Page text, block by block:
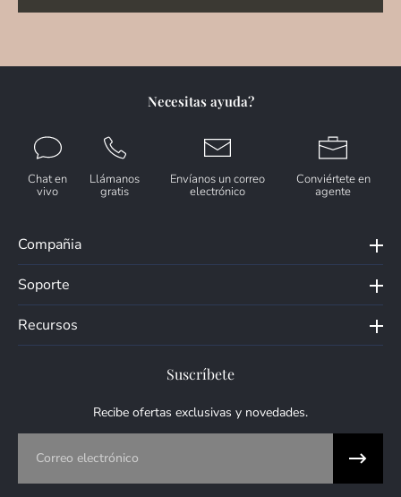
Necesitas ayuda?
Chat en
vivo
Llámanos
gratis
Envíanos un correo
electrónico
Conviértete en
agente
Compañia
Soporte
Recursos
Suscríbete
Recibe ofertas exclusivas y novedades.